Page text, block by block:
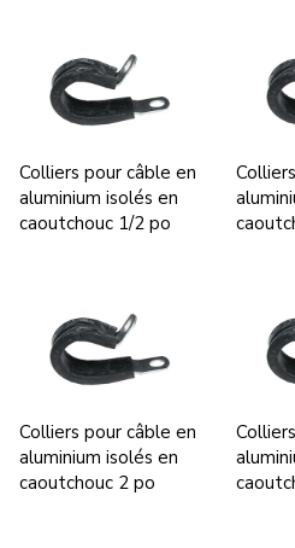
Colliers pour câble en
aluminium isolés en
caoutchouc 1/2 po
Colliers pour câble en
aluminium isolés en
caoutchouc 2 po